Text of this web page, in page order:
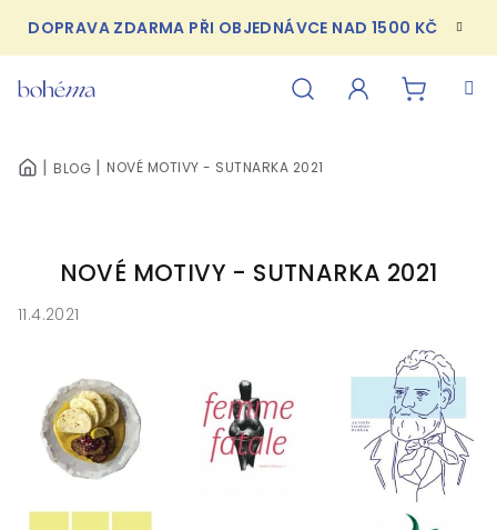
obsah
DOPRAVA ZDARMA PŘI OBJEDNÁVCE NAD 1500 KČ
DOMŮBLOG NOVÉ MOTIVY - SUTNARKA 2021
NOVÉ MOTIVY - SUTNARKA 2021
11.4.2021